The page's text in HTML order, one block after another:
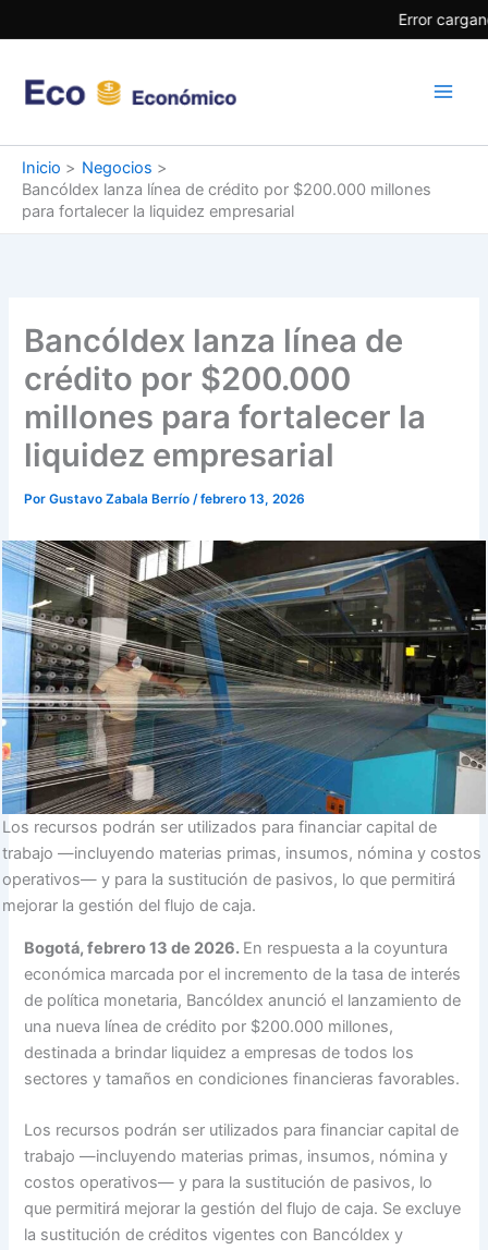
Error
al
Inicio
Negocios
Bancóldex lanza línea de crédito por $200.000 millones
para fortalecer la liquidez empresarial
Bancóldex lanza línea de
crédito por $200.000
millones para fortalecer la
liquidez empresarial
PorGustavo Zabala Berrío /febrero 13, 2026
Los recursos podrán ser utilizados para financiar capital de
trabajo —incluyendo materias primas, insumos, nómina y costos
operativos— y para la sustitución de pasivos, lo que permitirá
mejorar la gestión del flujo de caja.
Bogotá, febrero 13 de 2026. En respuesta a la coyuntura
económica marcada por el incremento de la tasa de interés
de política monetaria, Bancóldex anunció el lanzamiento de
una nueva línea de crédito por $200.000 millones,
destinada a brindar liquidez a empresas de todos los
sectores y tamaños en condiciones financieras favorables.
Los recursos podrán ser utilizados para financiar capital de
trabajo —incluyendo materias primas, insumos, nómina y
costos operativos— y para la sustitución de pasivos, lo
que permitirá mejorar la gestión del flujo de caja. Se excluye
la sustitución de créditos vigentes con Bancóldex y